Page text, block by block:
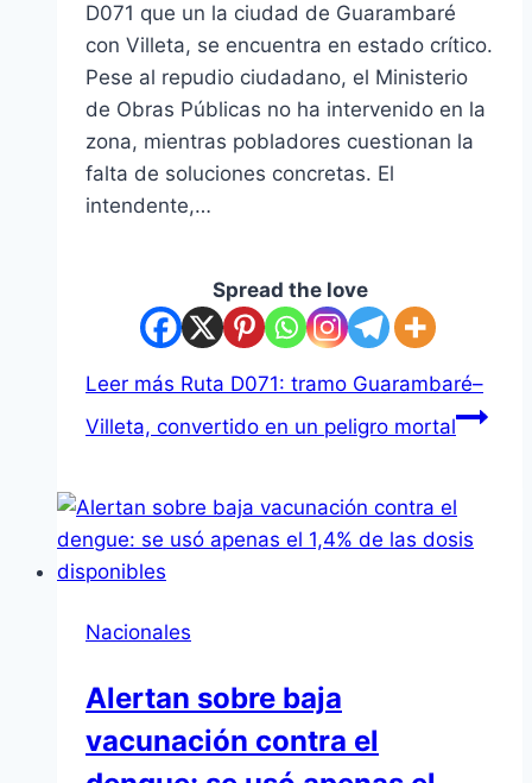
D071 que un la ciudad de Guarambaré
con Villeta, se encuentra en estado crítico.
Pese al repudio ciudadano, el Ministerio
de Obras Públicas no ha intervenido en la
zona, mientras pobladores cuestionan la
falta de soluciones concretas. El
intendente,…
Spread the love
Leer más Ruta D071: tramo Guarambaré–
Villeta, convertido en un peligro mortal
Nacionales
Alertan sobre baja
vacunación contra el